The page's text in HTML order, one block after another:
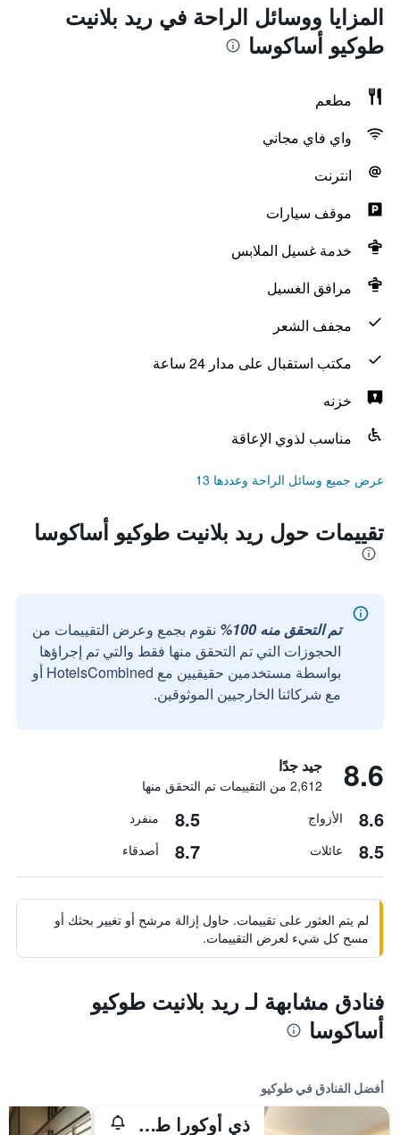
المزايا ووسائل الراحة في ريد بلانيت
طوكيو أساكوسا
مطعم
واي فاي مجاني
انترنت
موقف سيارات
خدمة غسيل الملابس
مرافق الغسيل
مجفف الشعر
مكتب استقبال على مدار 24 ساعة
خزنه
مناسب لذوي الإعاقة
عرض جميع وسائل الراحة وعددها 13
تقييمات حول ريد بلانيت طوكيو أساكوسا
تم التحقق منه 100%
نقوم بجمع وعرض التقييمات من
الحجوزات التي تم التحقق منها فقط والتي تم إجراؤها
بواسطة مستخدمين حقيقيين مع HotelsCombined أو
مع شركائنا الخارجيين الموثوقين.
8.6 جيد جدًا
2,612 من التقييمات تم التحقق منها
8.6 الأزواج 8.5 منفرد
8.5 عائلات 8.7 أصدقاء
لم يتم العثور على تقييمات. حاول إزالة مرشح أو تغيير بحثك أو
مسح كل شيء لعرض التقييمات.
فنادق مشابهة لـ ريد بلانيت طوكيو
أساكوسا
أفضل الفنادق في طوكيو
ذي أوكورا طوكيو